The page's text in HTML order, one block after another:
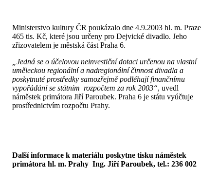
Ministerstvo kultury ČR poukázalo dne 4.9.2003 hl. m. Praze
465 tis. Kč, které jsou určeny pro Dejvické divadlo. Jeho
zřizovatelem je městská část Praha 6.
„Jedná se o účelovou neinvestiční dotaci určenou na vlastní
uměleckou regionální a nadregionální činnost divadla a
poskytnuté prostředky samozřejmě podléhají finančnímu
vypořádání se státním rozpočtem za rok 2003“, uvedl
náměstek primátora Jiří Paroubek. Praha 6 je státu vyúčtuje
prostřednictvím rozpočtu Prahy.
Další informace k materiálu poskytne tisku náměstek
primátora hl. m. Prahy Ing. Jiří Paroubek, tel.: 236 002